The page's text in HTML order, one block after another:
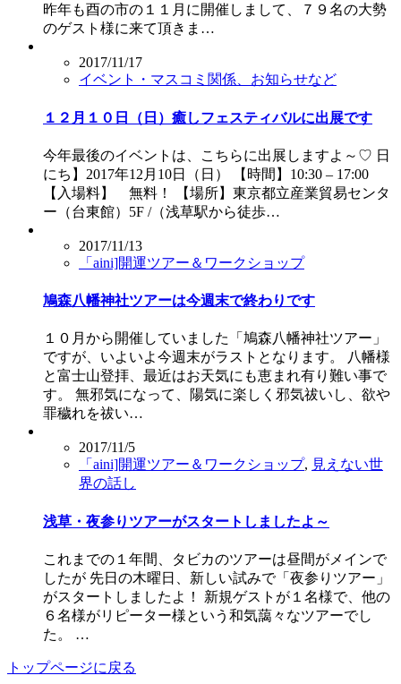
昨年も酉の市の１１月に開催しまして、７９名の大勢
のゲスト様に来て頂きま…
2017/11/17
イベント・マスコミ関係、お知らせなど
１２月１０日（日）癒しフェスティバルに出展です
今年最後のイベントは、こちらに出展しますよ～♡ 日
にち】2017年12月10日（日） 【時間】10:30 – 17:00
【入場料】 無料！ 【場所】東京都立産業貿易センタ
ー（台東館）5F /（浅草駅から徒歩…
2017/11/13
「aini]開運ツアー＆ワークショップ
鳩森八幡神社ツアーは今週末で終わりです
１０月から開催していました「鳩森八幡神社ツアー」
ですが、いよいよ今週末がラストとなります。 八幡様
と富士山登拝、最近はお天気にも恵まれ有り難い事で
す。 無邪気になって、陽気に楽しく邪気祓いし、欲や
罪穢れを祓い…
2017/11/5
「aini]開運ツアー＆ワークショップ, 見えない世
界の話し
浅草・夜参りツアーがスタートしましたよ～
これまでの１年間、タビカのツアーは昼間がメインで
したが 先日の木曜日、新しい試みで「夜参りツアー」
がスタートしましたよ！ 新規ゲストが１名様で、他の
６名様がリピーター様という和気藹々なツアーでし
た。 …
トップページに戻る